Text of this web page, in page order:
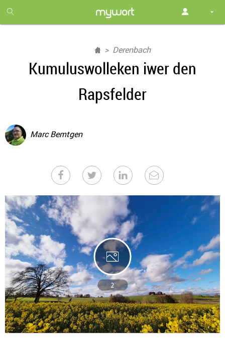
month
free
Derenbach
Kumuluswolleken iwer den
Rapsfelder
Marc Bemtgen
2